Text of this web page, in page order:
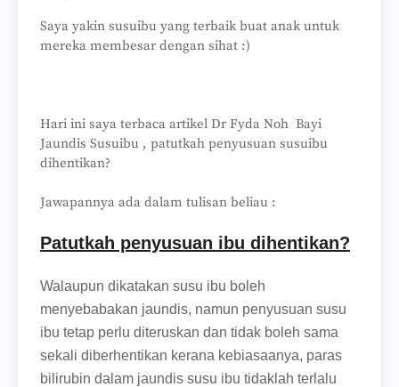
Saya yakin susuibu yang terbaik buat anak untuk
mereka membesar dengan sihat :)
Hari ini saya terbaca artikel Dr Fyda Noh Bayi
Jaundis Susuibu , patutkah penyusuan susuibu
dihentikan?
Jawapannya ada dalam tulisan beliau :
Patutkah penyusuan ibu dihentikan?
Walaupun dikatakan susu ibu boleh
menyebabakan jaundis, namun penyusuan susu
ibu tetap perlu diteruskan dan tidak boleh sama
sekali diberhentikan kerana kebiasaanya, paras
bilirubin dalam jaundis susu ibu tidaklah terlalu